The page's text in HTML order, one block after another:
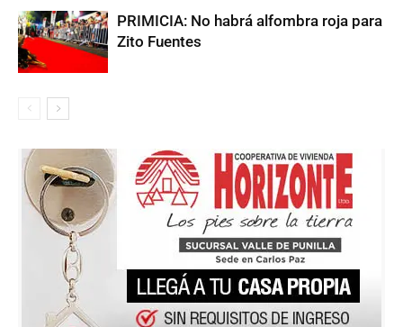
PRIMICIA: No habrá alfombra roja para
Zito Fuentes